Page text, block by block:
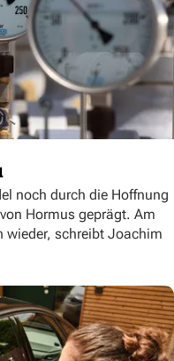
noch durch die Hoffnung
Hormus geprägt. Am
wieder, schreibt Joachim